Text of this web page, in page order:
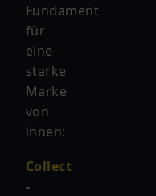
Fundament
für
eine
starke
Marke
von
innen:
Collect
-